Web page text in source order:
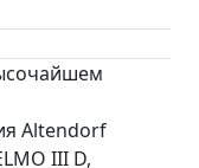
Altendorf
III D,